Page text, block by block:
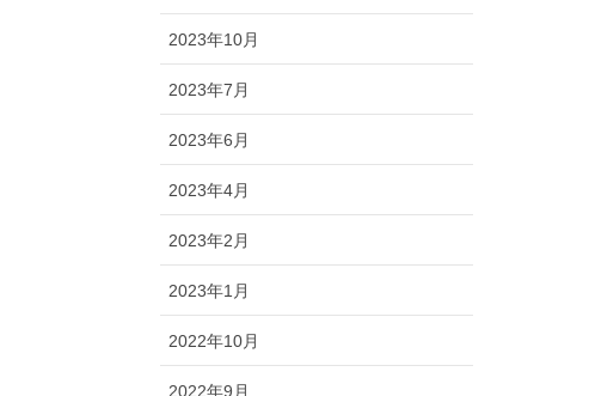
2023年10月
2023年7月
2023年6月
2023年4月
2023年2月
2023年1月
2022年10月
2022年9月